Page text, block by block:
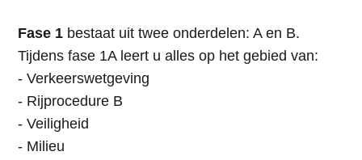
Fase 1bestaat uit twee onderdelen: A en B.
Tijdens fase 1A leert u alles op het gebied van:
- Verkeerswetgeving
- Rijprocedure B
- Veiligheid
- Milieu